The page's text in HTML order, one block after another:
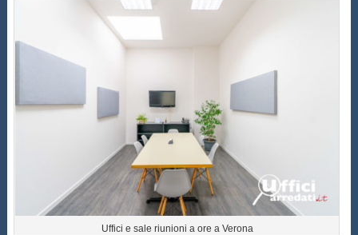
Uffici e sale riunioni a ore a Verona